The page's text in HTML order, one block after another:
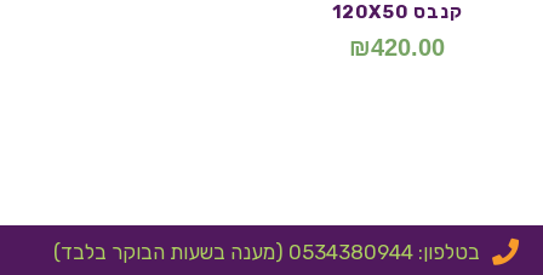
קנבס 120X50
₪420.00
בטלפון: 0534380944 (מענה בשעות הבוקר בלבד)